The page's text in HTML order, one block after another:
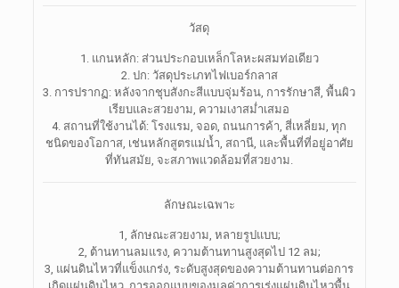
วัสดุ
1. แกนหลัก: ส่วนประกอบเหล็กโลหะผสมท่อเดียว
2. ปก: วัสดุประเภทไฟเบอร์กลาส
3. การปรากฏ: หลังจากชุบสังกะสีแบบจุ่มร้อน, การรักษาสี, พื้นผิว
เรียบและสวยงาม, ความเงาสม่ำเสมอ
4. สถานที่ใช้งานได้: โรงแรม, จอด, ถนนการค้า, สี่เหลี่ยม, ทุก
ชนิดของโอกาส, เช่นหลักสูตรแม่น้ำ, สถานี, และพื้นที่ที่อยู่อาศัย
ที่ทันสมัย, จะสภาพแวดล้อมที่สวยงาม.
ลักษณะเฉพาะ
1, ลักษณะสวยงาม, หลายรูปแบบ;
2, ต้านทานลมแรง, ความต้านทานสูงสุดไป 12 ลม;
3, แผ่นดินไหวที่แข็งแกร่ง, ระดับสูงสุดของความต้านทานต่อการ